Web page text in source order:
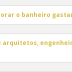
o banheiro
arquitetos,